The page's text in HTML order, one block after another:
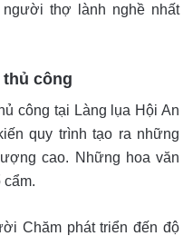
thợ lành nghề nhất
thủ công
công tại Làng lụa Hội An
quy trình tạo ra những
cao. Những hoa văn
cẩm.
Chăm phát triển đến độ